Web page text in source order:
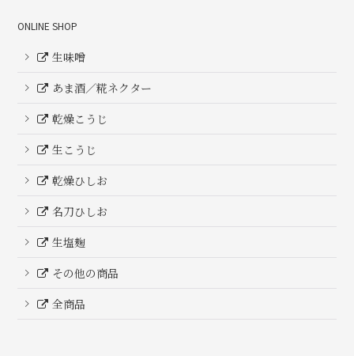
ONLINE SHOP
生味噌
あま酒／糀ネクター
乾燥こうじ
生こうじ
乾燥ひしお
名刀ひしお
生塩麹
その他の商品
全商品